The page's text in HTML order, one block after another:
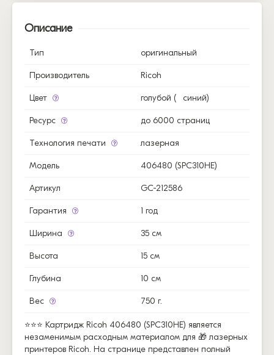
Описание
Тип оригинальный
Производитель Ricoh
Цвет голубой ( синий)
Ресурс до 6000 страниц
Технология печати лазерная
Модель 406480 (SPC310HE)
Артикул GC-212586
Гарантия 1 год
Ширина 35 см
Высота 15 см
Глубина 10 см
Вес 750 г.
⭐⭐⭐ Картридж Ricoh 406480 (SPC310HE) является
незаменимым расходным материалом для 🎁 лазерных
принтеров Ricoh. На странице представлен полный